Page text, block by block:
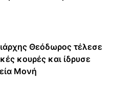
Θεόδωρος τέλεσε
κουρές και ίδρυσε
Μονή